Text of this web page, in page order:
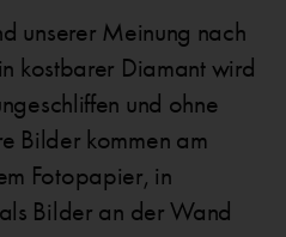
unserer Meinung nach
kostbarer Diamant wird
und ohne
Bilder kommen am
Fotopapier, in
Bilder an der Wand